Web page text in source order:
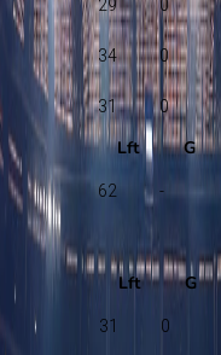
29 0
34 0
31 0
Lft G
62 -
Lft G
31 0